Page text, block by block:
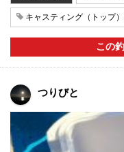
キャスティング（トップ
この
つりびと